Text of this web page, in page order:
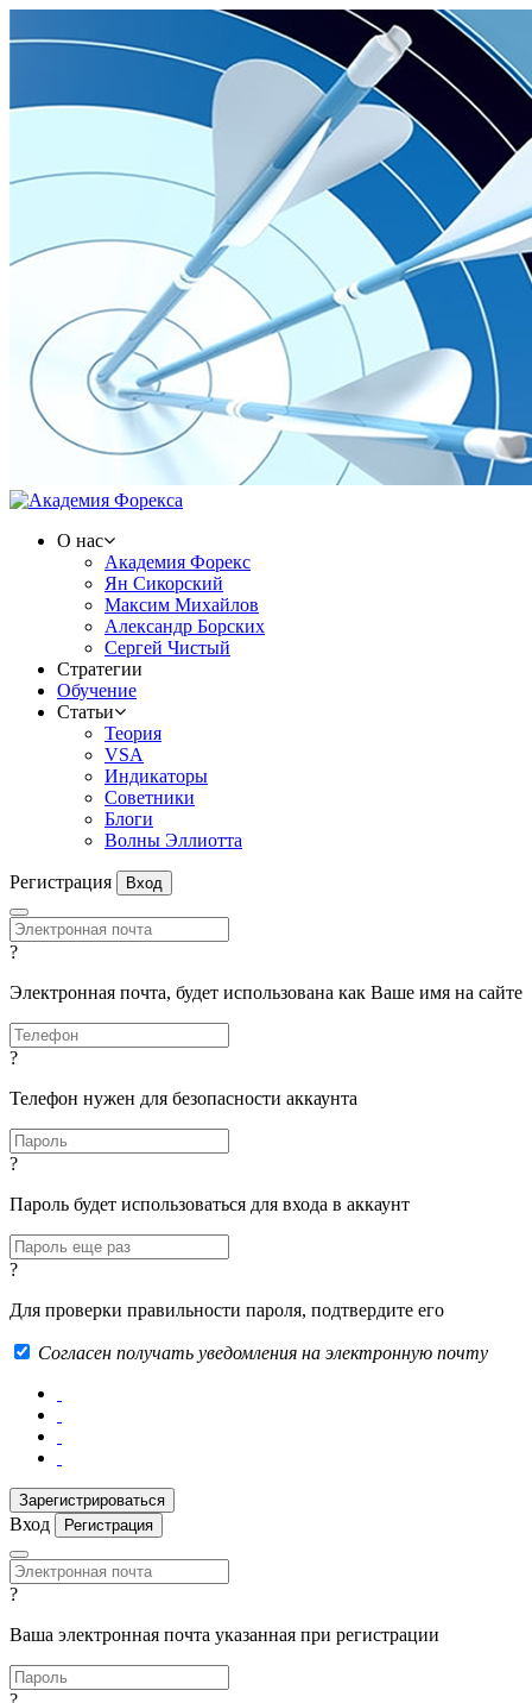
О нас
Академия Форекс
Ян Сикорский
Максим Михайлов
Александр Борских
Сергей Чистый
Стратегии
Обучение
Статьи
Теория
VSA
Индикаторы
Советники
Блоги
Волны Эллиотта
Регистрация Вход
?
Электронная почта, будет использована как Ваше имя на сайте
?
Телефон нужен для безопасности аккаунта
?
Пароль будет использоваться для входа в аккаунт
?
Для проверки правильности пароля, подтвердите его
Согласен получать уведомления на электронную почту
Вход Регистрация
?
Ваша электронная почта указанная при регистрации